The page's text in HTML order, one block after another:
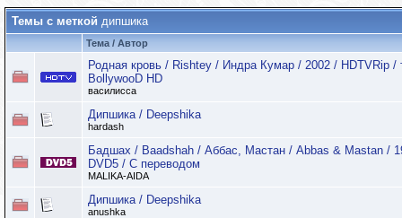
Темы с меткой дипшика
Тема / Автор
Родная кровь / Rishtey / Индра Кумар / 2002 / HDTVRip /
BollywooD HD
василисса
Дипшика / Deepshika
hardash
Бадшах / Baadshah / Аббас, Мастан / Abbas & Mastan /
DVD5 / С переводом
MALIKA-AIDA
Дипшика / Deepshika
anushka